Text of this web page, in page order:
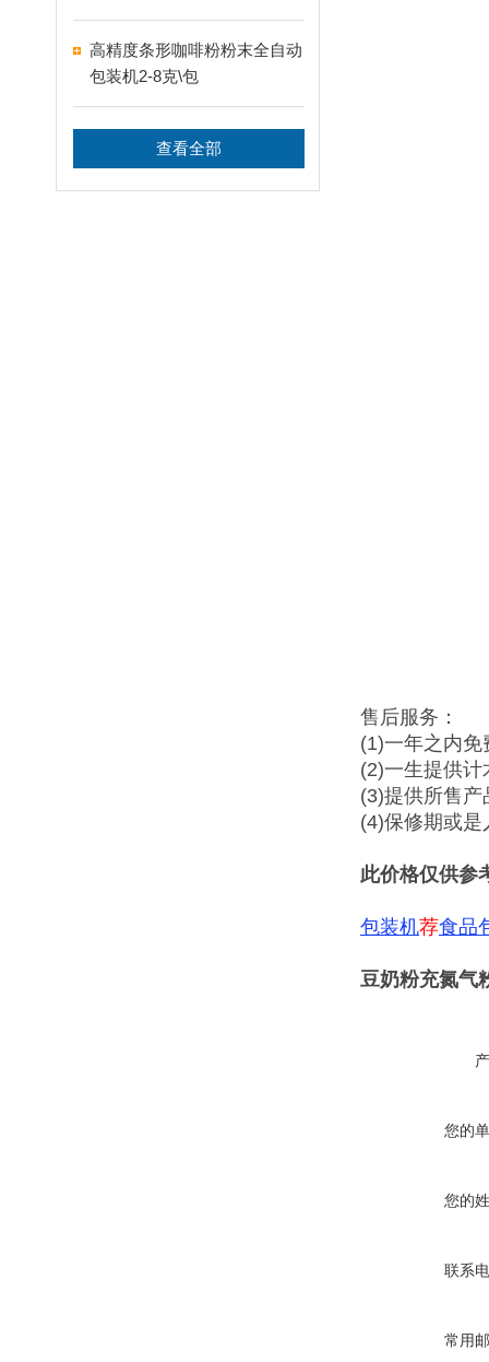
高精度条形咖啡粉粉末全自动
包装机2-8克\包
查看全部
售后服务：
(1)一年之内免
(2)一生提供
(3)提供所售产
(4)保修期或
此价格仅供参
包装机荐食品
豆奶粉充氮气
您的
您的
联系
常用